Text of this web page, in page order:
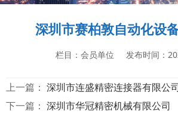
深圳市赛柏敦自动化设
栏目：会员单位 发布时间：
上一篇： 深圳市连盛精密连接器有限公
下一篇： 深圳市华冠精密机械有限公司